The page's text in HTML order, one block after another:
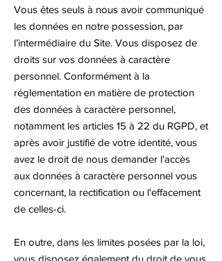
Vous êtes seuls à nous avoir communiqué
les données en notre possession, par
l’intermédiaire du Site. Vous disposez de
droits sur vos données à caractère
personnel. Conformément à la
réglementation en matière de protection
des données à caractère personnel,
notamment les articles 15 à 22 du RGPD, et
après avoir justifié de votre identité, vous
avez le droit de nous demander l'accès
aux données à caractère personnel vous
concernant, la rectification ou l'effacement
de celles-ci.
En outre, dans les limites posées par la loi,
vous disposez également du droit de vous